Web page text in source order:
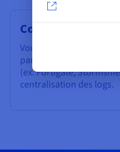
Conformité
Vous avez besoin
pare-feu de niveau
(ex. Fortigate,
centralisation des logs.